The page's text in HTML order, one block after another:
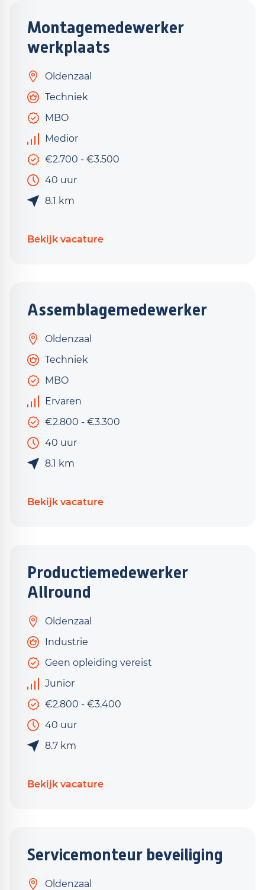
Montagemedewerker
werkplaats
Oldenzaal
Techniek
MBO
Medior
€2.700 - €3.500
40 uur
8.1 km
Bekijk vacature
Assemblagemedewerker
Oldenzaal
Techniek
MBO
Ervaren
€2.800 - €3.300
40 uur
8.1 km
Bekijk vacature
Productiemedewerker
Allround
Oldenzaal
Industrie
Geen opleiding vereist
Junior
€2.800 - €3.400
40 uur
8.7 km
Bekijk vacature
Servicemonteur beveiliging
Oldenzaal